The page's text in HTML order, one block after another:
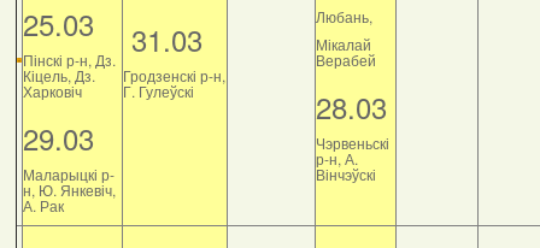
25.03
Пінскі р-н, Дз.
Кіцель, Дз.
Харковіч
29.03
Маларыцкі р-
н, Ю. Янкевіч,
А. Рак
31.03
Гродзенскі р-н,
Г. Гулеўскі
Любань,
Мікалай
Верабей
28.03
Чэрвеньскі
р-н, А.
Вінчэўскі